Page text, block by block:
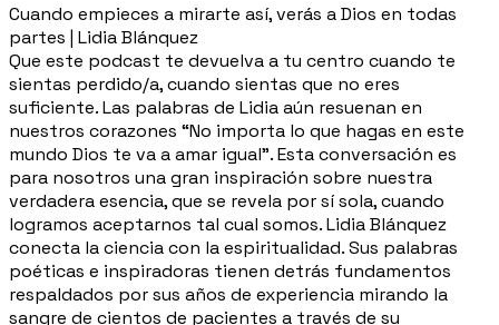
Cuando empieces a mirarte así, verás a Dios en todas
partes | Lidia Blánquez
Que este podcast te devuelva a tu centro cuando te
sientas perdido/a, cuando sientas que no eres
suficiente. Las palabras de Lidia aún resuenan en
nuestros corazones “No importa lo que hagas en este
mundo Dios te va a amar igual”. Esta conversación es
para nosotros una gran inspiración sobre nuestra
verdadera esencia, que se revela por sí sola, cuando
logramos aceptarnos tal cual somos. Lidia Blánquez
conecta la ciencia con la espiritualidad. Sus palabras
poéticas e inspiradoras tienen detrás fundamentos
respaldados por sus años de experiencia mirando la
sangre de cientos de pacientes a través de su